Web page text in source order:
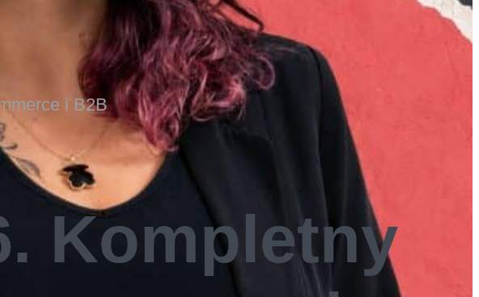
i B2B
Kompletny